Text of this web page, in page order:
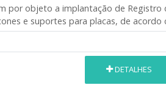
por objeto a implantação de Registro
e suportes para placas, de
DETALHES